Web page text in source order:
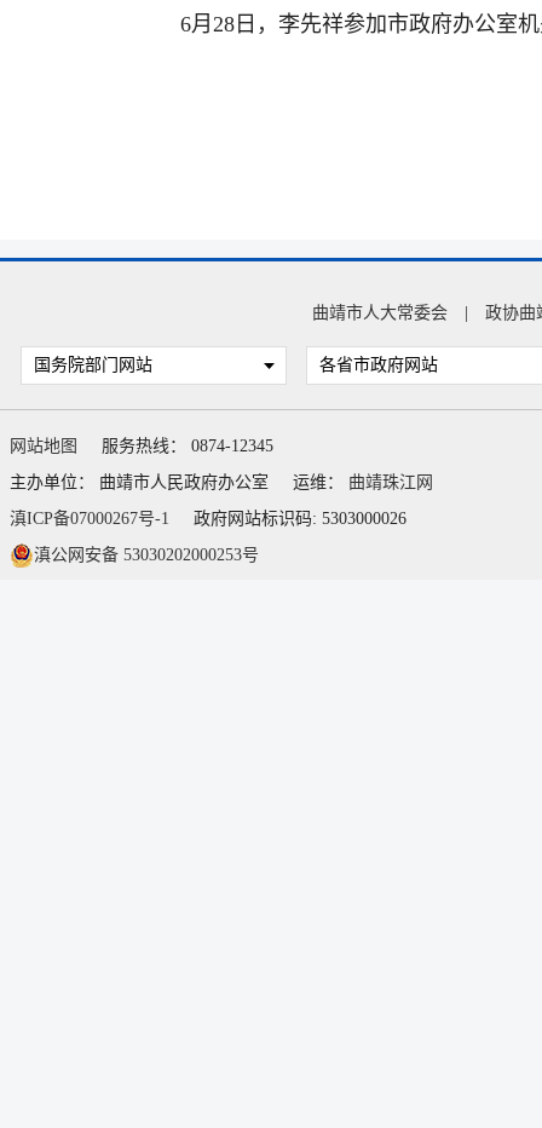
6月28日，李先祥参加市政府办公室
曲靖市人大常委会 政协曲
国务院部门网站 各省市政府网站
网站地图
服务热线： 0874-12345
主办单位： 曲靖市人民政府办公室
运维： 曲靖珠江网
滇ICP备07000267号-1
政府网站标识码: 5303000026
滇公网安备 53030202000253号